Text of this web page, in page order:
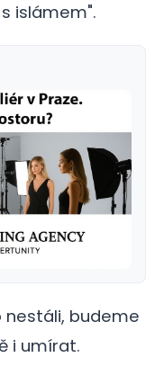
islámem".
nestáli, budeme
i umírat.